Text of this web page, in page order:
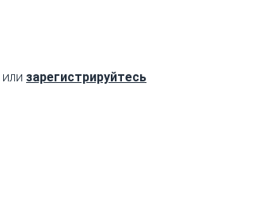
или зарегистрируйтесь